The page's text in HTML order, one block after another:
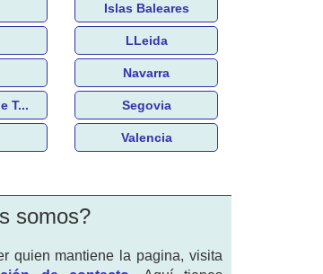
Islas Baleares
LLeida
Navarra
T... Segovia
Valencia
somos?
quien mantiene la pagina, visita